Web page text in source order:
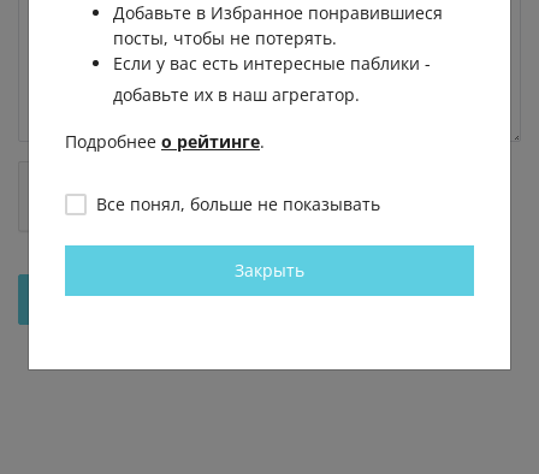
Отправить на рассмотрение
Добавьте в Избранное понравившиеся
посты, чтобы не потерять.
Если у вас есть интересные паблики -
добавьте их в наш агрегатор.
Подробнее о рейтинге.
Все понял, больше не показывать
Закрыть